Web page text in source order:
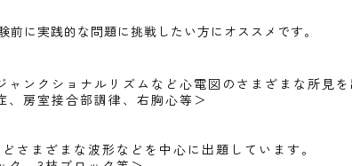
に実践的な問題に挑戦したい方にオススメです。
ンクショナルリズムなど心電図のさまざまな所見を
、房室接合部調律、右胸心等＞
さまざまな波形などを中心に出題しています。